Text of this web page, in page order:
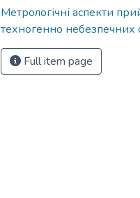
Метрологічні аспекти
техногенно небезпечних
Full item page